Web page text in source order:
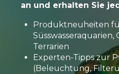
an und erhalten Sie
Produktneuheiten
Terrarien
Experten-Tipps zur
(Beleuchtung,